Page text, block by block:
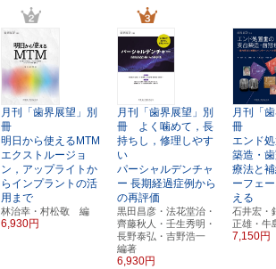
月刊「歯界展望」別
冊
明日から使えるMTM
エクストルージョ
ン，アップライトか
らインプラントの活
用まで
林治幸・村松敬 編
6,930円
月刊「歯界展望」別
冊 よく噛めて，長
持ちし，修理しやす
い
パーシャルデンチャ
ー 長期経過症例から
の再評価
黒田昌彦・法花堂治・
齊藤秋人・壬生秀明・
長野泰弘・吉野浩一
編著
6,930円
月刊「
冊
エンド
築造・
療法と
ーフェ
える
石井宏・
正雄・
7,150円